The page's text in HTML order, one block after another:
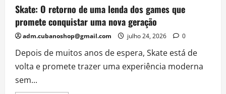
Skate: O retorno de uma lenda dos games que
promete conquistar uma nova geração
adm.cubanoshop@gmail.com julho 24, 2026 0
Depois de muitos anos de espera, Skate está de
volta e promete trazer uma experiência moderna
sem...